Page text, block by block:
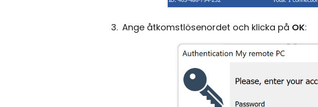
Ange åtkomstlösenordet och klicka på OK: